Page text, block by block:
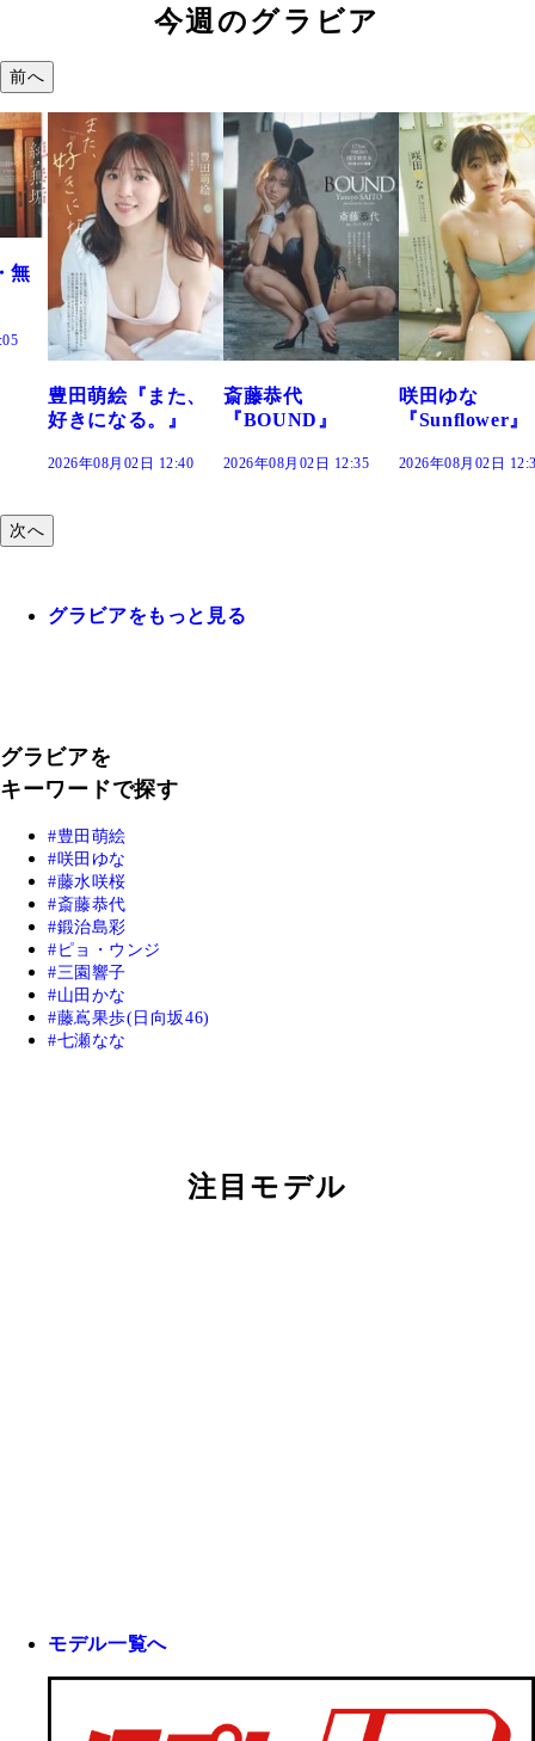
今週のグラビア
前へ
萌絵『また、
になる。』
年08月02日 12:40
斎藤恭代
『BOUND』
2026年08月02日 12:35
咲田ゆな
『Sunflower』
2026年08月02日 12:30
だ
次へ
グラビアをもっと見る
グラビアを
キーワードで探す
豊田萌絵
咲田ゆな
藤水咲桜
斎藤恭代
鍛治島彩
ピョ・ウンジ
三園響子
山田かな
藤嶌果歩(日向坂46)
七瀬なな
注目モデル
モデル一覧へ